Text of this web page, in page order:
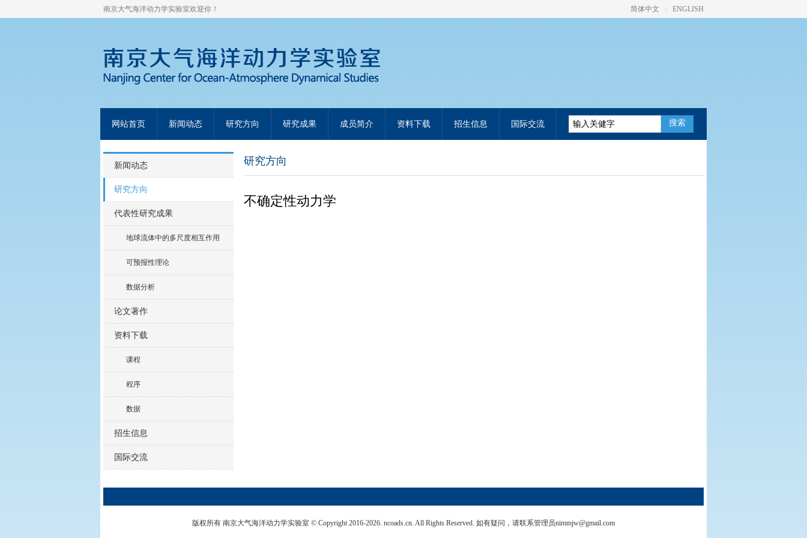
南京大气海洋动力学实验室欢迎你！ ENGLISH
简体中文
网站首页 新闻动态 研究方向 研究成果 成员简介 资料下载 招生信息 国际交流 搜索
新闻动态
研究方向
代表性研究成果
地球流体中的多尺度相互作用
可预报性理论
数据分析
论文著作
资料下载
课程
程序
数据
招生信息
国际交流
研究方向
不确定性动力学
版权所有 南京大气海洋动力学实验室 © Copyright 2016-2026. ncoads.cn. All Rights Reserved. 如有疑问，请联系管理员nimmjw@gmail.com